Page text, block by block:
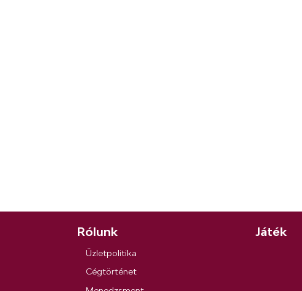
Rólunk
Üzletpolitika
Cégtörténet
Játék